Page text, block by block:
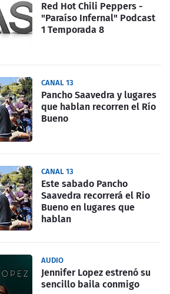
Red Hot Chili Peppers -
"Paraíso Infernal" Podcast
1 Temporada 8
CANAL 13
Pancho Saavedra y lugares
que hablan recorren el Río
Bueno
CANAL 13
Este sabado Pancho
Saavedra recorrerá el Rio
Bueno en lugares que
hablan
AUDIO
Jennifer Lopez estrenó su
sencillo baila conmigo